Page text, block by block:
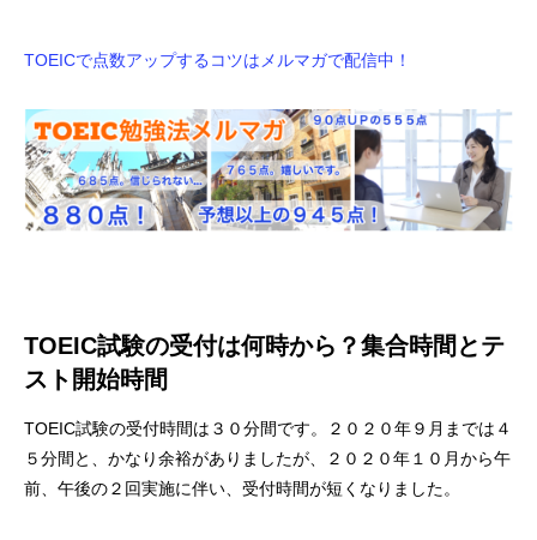
TOEICで点数アップするコツはメルマガで配信中！
TOEIC試験の受付は何時から？集合時間とテ
スト開始時間
TOEIC試験の受付時間は３０分間です。２０２０年９月までは４
５分間と、かなり余裕がありましたが、２０２０年１０月から午
前、午後の２回実施に伴い、受付時間が短くなりました。